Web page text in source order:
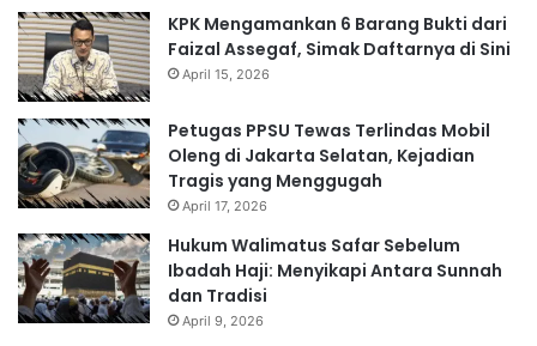
KPK Mengamankan 6 Barang Bukti dari
Faizal Assegaf, Simak Daftarnya di Sini
April 15, 2026
Petugas PPSU Tewas Terlindas Mobil
Oleng di Jakarta Selatan, Kejadian
Tragis yang Menggugah
April 17, 2026
Hukum Walimatus Safar Sebelum
Ibadah Haji: Menyikapi Antara Sunnah
dan Tradisi
April 9, 2026